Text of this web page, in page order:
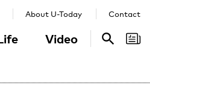
Video
About U-Today Contact
Search